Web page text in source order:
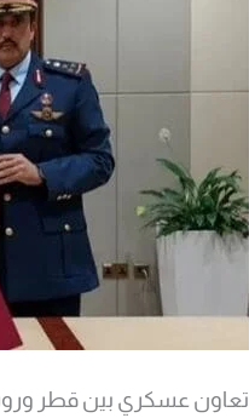
تعاون عسكري بين قطر